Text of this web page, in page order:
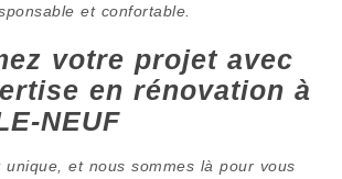
et confortable.
votre projet avec
en rénovation à
NEUF
unique, et nous sommes là pour vous